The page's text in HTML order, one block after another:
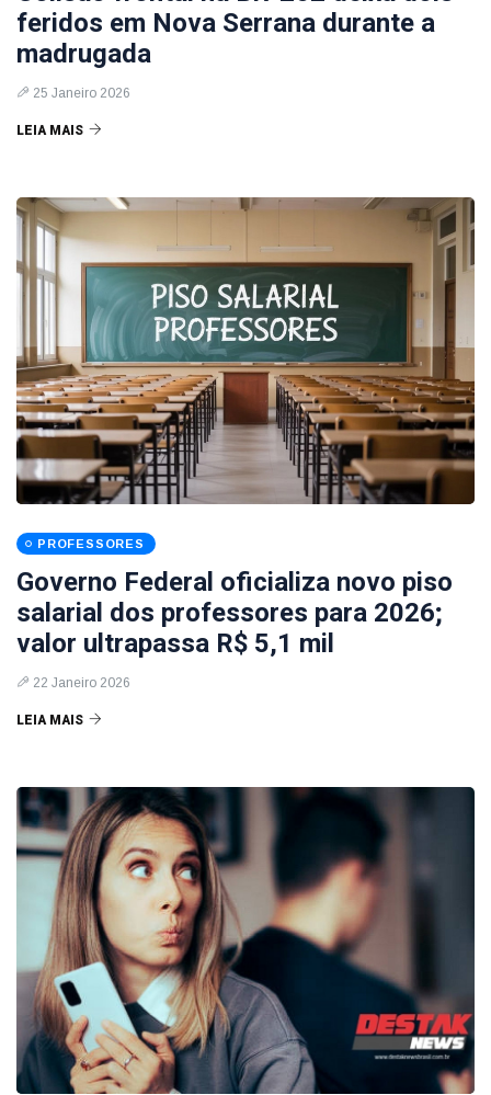
feridos em Nova Serrana durante a
madrugada
25 Janeiro 2026
LEIA MAIS
PROFESSORES
Governo Federal oficializa novo piso
salarial dos professores para 2026;
valor ultrapassa R$ 5,1 mil
22 Janeiro 2026
LEIA MAIS